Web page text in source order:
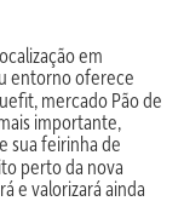
em
entorno oferece
mercado Pão de
importante,
e sua feirinha de
perto da nova
e valorizará ainda